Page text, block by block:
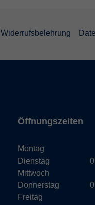
Widerrufsbelehrung
Öffnungszeiten
Montag
Dienstag
Mittwoch
Donnerstag
Freitag